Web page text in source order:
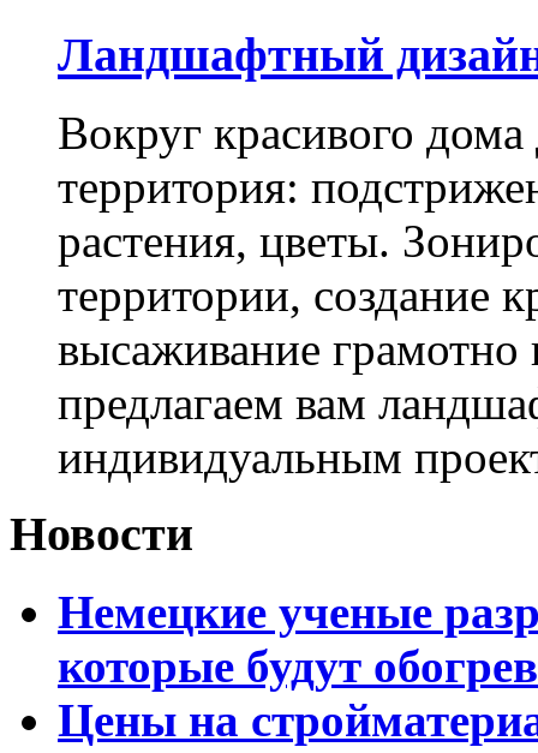
Ландшафтный
Вокруг красивого
территория:
растения, цветы.
территории, создание
высаживание
предлагаем вам
индивидуальным
Новости
Немецкие ученые
которые будут
Цены на